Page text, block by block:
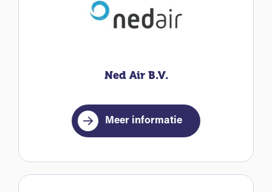
Ned Air B.V.
Meer informatie